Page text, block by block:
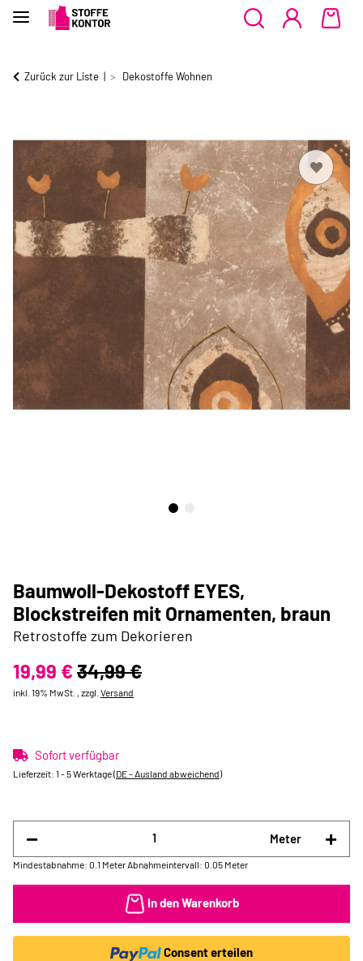
Zurück zur Liste Dekostoffe Wohnen
Baumwoll-Dekostoff EYES,
Blockstreifen mit Ornamenten, braun
Retrostoffe zum Dekorieren
19,99 € 34,99 €
inkl. 19% MwSt. , zzgl. Versand
Sofort verfügbar
Lieferzeit: 1 - 5 Werktage(DE - Ausland abweichend)
Meter
Mindestabnahme: 0.1 Meter Abnahmeintervall: 0.05 Meter
In den Warenkorb
Consent erteilen